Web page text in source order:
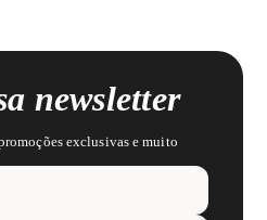
newsletter
exclusivas e muito